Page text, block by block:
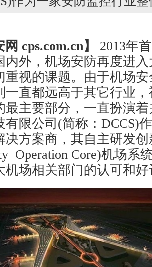
网 cps.com.cn】
2013年
内外，机场安防再度进
重视的课题。由于机场
一直都远高于其它行业
最主要部分，一直扮演
有限公司(简称：DCCS)
决方案商，其自主研发
Operation Core)机场系
机场相关部门的认可和